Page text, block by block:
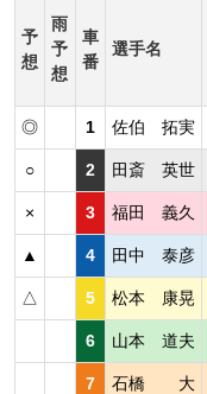
予
想
雨
予
想
車
番
選手名
◎ 1 佐伯 拓実
○ 2 田斎 英世
× 3 福田 義久
▲ 4 田中 泰彦
△ 5 松本 康晃
6 山本 道夫
7 石橋 大